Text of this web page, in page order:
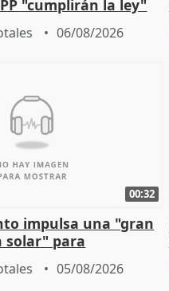
"cumplirán la ley"
migrantes
06/08/2026
00:32
impulsa una "gran
solar" para
05/08/2026